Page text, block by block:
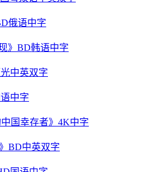
俄语中字
》BD韩语中字
中英双字
中字
国幸存者》4K中字
BD中英双字